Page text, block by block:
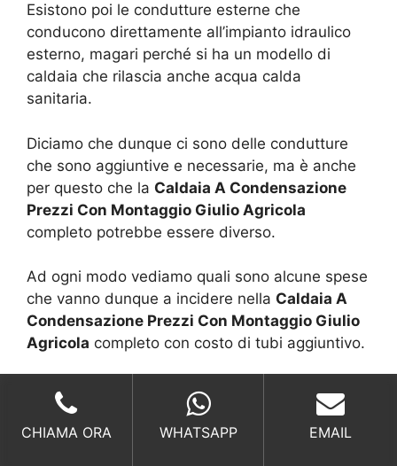
Esistono poi le condutture esterne che
conducono direttamente all’impianto idraulico
esterno, magari perché si ha un modello di
caldaia che rilascia anche acqua calda
sanitaria.
Diciamo che dunque ci sono delle condutture
che sono aggiuntive e necessarie, ma è anche
per questo che la Caldaia A Condensazione
Prezzi Con Montaggio Giulio Agricola
completo potrebbe essere diverso.
Ad ogni modo vediamo quali sono alcune spese
che vanno dunque a incidere nella Caldaia A
Condensazione Prezzi Con Montaggio Giulio
Agricola completo con costo di tubi aggiuntivo.
Sottolineiamo che comunque le caldaie a
condensazione hanno una spesa che inizia
dalle 600 euro fino a 3.500 euro, parlando
CHIAMA ORA WHATSAPP EMAIL